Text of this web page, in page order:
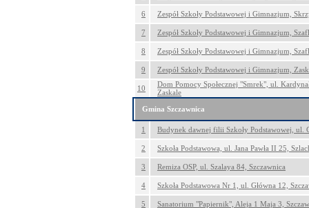
6 Zespół Szkoły Podstawowej i Gimnazjum,
7 Zespół Szkoły Podstawowej i Gimnazjum,
8 Zespół Szkoły Podstawowej i Gimnazjum,
9 Zespół Szkoły Podstawowej i Gimnazjum,
10
Dom Pomocy Społecznej "Smrek", ul.
Zaskale
Gmina Szczawnica
1 Budynek dawnej filii Szkoły Podstawowej, ul.
2 Szkoła Podstawowa, ul. Jana Pawła II 25,
3 Remiza OSP, ul. Szalaya 84, Szczawnica
4 Szkoła Podstawowa Nr 1, ul. Główna 12,
5 Sanatorium "Papiernik", Aleja 1 Maja 3,